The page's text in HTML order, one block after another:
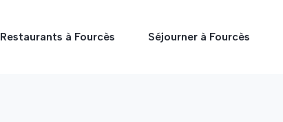
Restaurants à Fourcès Séjourner à Fourcès